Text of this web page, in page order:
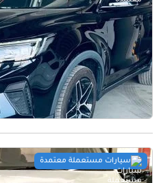
سيارات مستعملة معتمدة